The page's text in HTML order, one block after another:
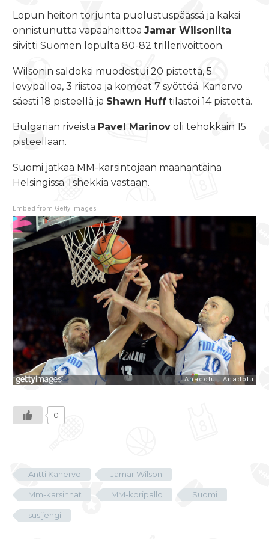
Lopun heiton torjunta puolustuspäässä ja kaksi
onnistunutta vapaaheittoa Jamar Wilsonilta
siivitti Suomen lopulta 80-82 trillerivoittoon.
Wilsonin saldoksi muodostui 20 pistettä, 5
levypalloa, 3 riistoa ja komeat 7 syöttöä. Kanervo
säesti 18 pisteellä ja Shawn Huff tilastoi 14 pistettä.
Bulgarian riveistä Pavel Marinov oli tehokkain 15
pisteellään.
Suomi jatkaa MM-karsintojaan maanantaina
Helsingissä Tshekkiä vastaan.
Embed from Getty Images
0
Antti Kanervo Jamar Wilson
Mm-karsinnat MM-koripallo Suomi
susijengi